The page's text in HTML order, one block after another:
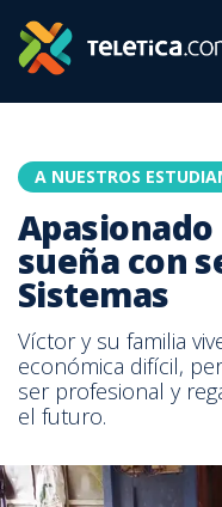
A NUESTROS
sueña con
Sistemas
Víctor y su familia
económica difícil,
ser profesional y
el futuro.